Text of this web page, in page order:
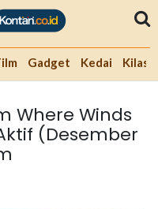
Gadget Kedai Kilas
Where Winds
(Desember